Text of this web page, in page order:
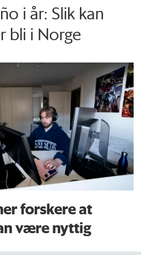
i år: Slik kan
bli i Norge
forskere at
være nyttig